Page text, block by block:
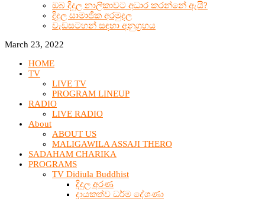
ඔබ දිදුල නාලිකාවට අධාර කරන්නේ ඇයි?
දිදුල සාමාජික අරමුදල
වැඩසටහන් සඳහා අනුග්‍රහය
March 23, 2022
HOME
TV
LIVE TV
PROGRAM LINEUP
RADIO
LIVE RADIO
About
ABOUT US
MALIGAWILA ASSAJI THERO
SADAHAM CHARIKA
PROGRAMS
TV Didiula Buddhist
දිදුල අරණ
දායකත්ව ධර්ම දේශණා